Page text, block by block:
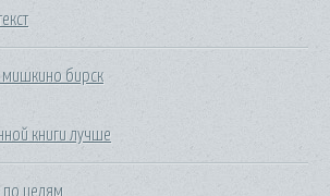
мишкино бирск
книги лучше
по целям